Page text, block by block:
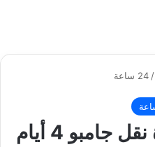
/ 24 ساعة
حبس سائق سيارة نقل جامبو 4 أيام